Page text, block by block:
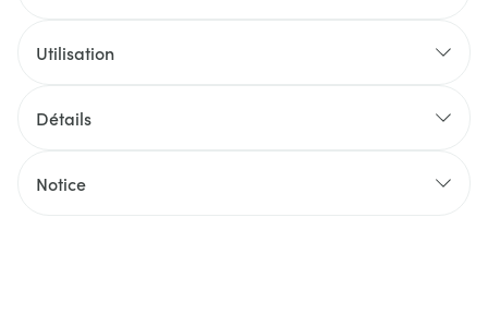
Utilisation
Détails
Notice